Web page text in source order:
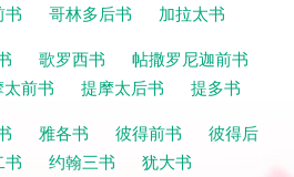
书 哥林多后书
加拉太书
歌罗西书
帖撒罗尼迦前书
前书 提摩太后书
提多书
雅各书 彼得前书
彼得后
书 约翰三书
犹大书